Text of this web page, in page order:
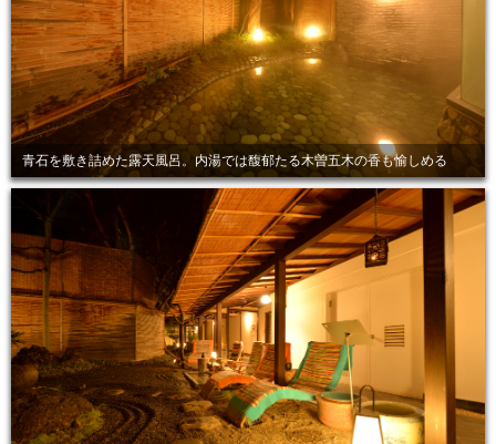
青石を敷き詰めた露天風呂。内湯では馥郁たる木曽五木の香も愉しめる